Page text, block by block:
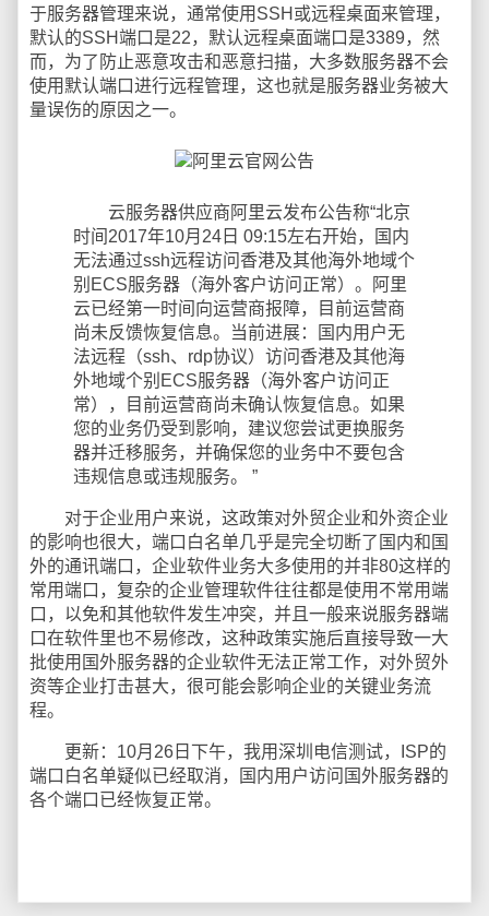
于服务器管理来说，通常使用SSH或远程桌面来管理，
默认的SSH端口是22，默认远程桌面端口是3389，然
而，为了防止恶意攻击和恶意扫描，大多数服务器不会
使用默认端口进行远程管理，这也就是服务器业务被大
量误伤的原因之一。
云服务器供应商阿里云发布公告称“北京
时间2017年10月24日 09:15左右开始，国内
无法通过ssh远程访问香港及其他海外地域个
别ECS服务器（海外客户访问正常）。阿里
云已经第一时间向运营商报障，目前运营商
尚未反馈恢复信息。当前进展：国内用户无
法远程（ssh、rdp协议）访问香港及其他海
外地域个别ECS服务器（海外客户访问正
常），目前运营商尚未确认恢复信息。如果
您的业务仍受到影响，建议您尝试更换服务
器并迁移服务，并确保您的业务中不要包含
违规信息或违规服务。 ”
对于企业用户来说，这政策对外贸企业和外资企业
的影响也很大，端口白名单几乎是完全切断了国内和国
外的通讯端口，企业软件业务大多使用的并非80这样的
常用端口，复杂的企业管理软件往往都是使用不常用端
口，以免和其他软件发生冲突，并且一般来说服务器端
口在软件里也不易修改，这种政策实施后直接导致一大
批使用国外服务器的企业软件无法正常工作，对外贸外
资等企业打击甚大，很可能会影响企业的关键业务流
程。
更新：10月26日下午，我用深圳电信测试，ISP的
端口白名单疑似已经取消，国内用户访问国外服务器的
各个端口已经恢复正常。